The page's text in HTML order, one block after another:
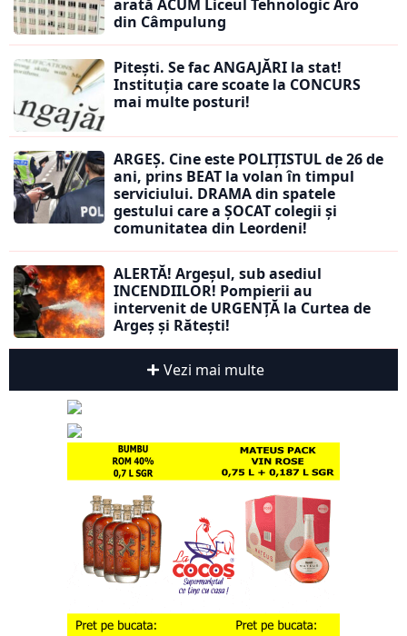
arată ACUM Liceul Tehnologic Aro
din Câmpulung
Pitești. Se fac ANGAJĂRI la stat!
Instituția care scoate la CONCURS
mai multe posturi!
ARGEȘ. Cine este POLIȚISTUL de 26 de
ani, prins BEAT la volan în timpul
serviciului. DRAMA din spatele
gestului care a ȘOCAT colegii și
comunitatea din Leordeni!
ALERTĂ! Argeșul, sub asediul
INCENDIILOR! Pompierii au
intervenit de URGENȚĂ la Curtea de
Argeș și Rătești!
Vezi mai multe